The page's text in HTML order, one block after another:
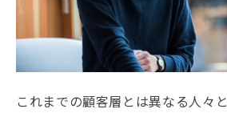
これまでの顧客層とは異なる人々